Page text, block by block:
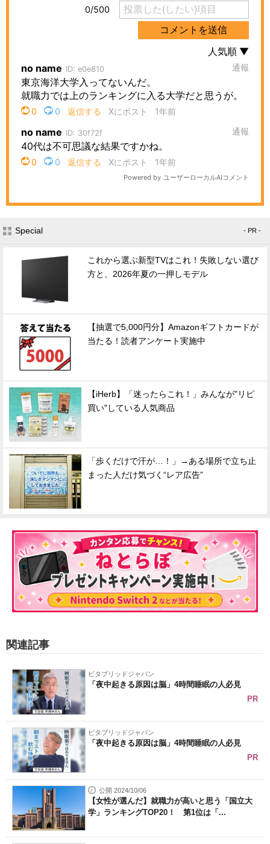
Special - PR -
これから選ぶ新型TVはこれ！失敗しない選び
方と、2026年夏の一押しモデル
【抽選で5,000円分】Amazonギフトカードが
当たる！読者アンケート実施中
【iHerb】「迷ったらこれ！」みんなが"リピ
買い"している人気商品
「歩くだけで汗が…！」→ある場所で立ち止
まった人だけ気づく“レア広告”
関連記事
ビタブリッドジャパン
「夜中起きる原因は脳」4時間睡眠の人必見
PR
ビタブリッドジャパン
「夜中起きる原因は脳」4時間睡眠の人必見
PR
公開 2024/10/06
【女性が選んだ】就職力が高いと思う「国立大
学」ランキングTOP20！ 第1位は「...